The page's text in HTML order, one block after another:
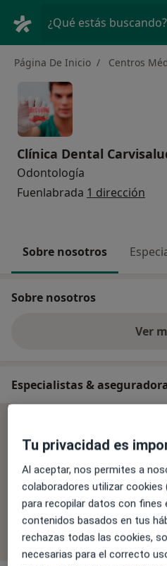
¿Qué estás buscando?
Página De Inicio Centros
Clínica Dental
Odontología
Fuenlabrada 1 dirección
Sobre nosotros
Sobre nosotros
Ver
Especialistas &
La cobertura varía en
ubicación y el servicio.
proceso de reserva.
Filtrar por
Tu privacidad es
Al aceptar, nos permites a
colaboradores utilizar
para recopilar datos con
contenidos basados en tus
rechazas todas las cookies,
necesarias para el correcto